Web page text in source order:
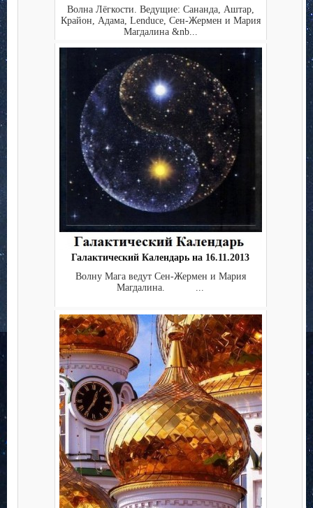
Волна Лёгкости. Ведущие: Сананда, Аштар,
Крайон, Адама, Lenduce, Сен-Жермен и Мария
Магдалина &nb...
Галактический Календарь на 16.11.2013
Волну Мага ведут Сен-Жермен и Мария
Магдалина. ...